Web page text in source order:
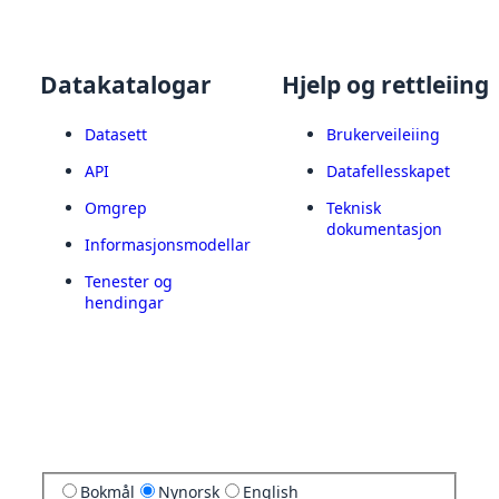
Datakatalogar
Datasett
API
Omgrep
Informasjonsmodellar
Tenester og
hendingar
Hjelp og rettleiing
Brukerveileiing
Datafellesskapet
Teknisk
dokumentasjon
Bokmål Nynorsk English